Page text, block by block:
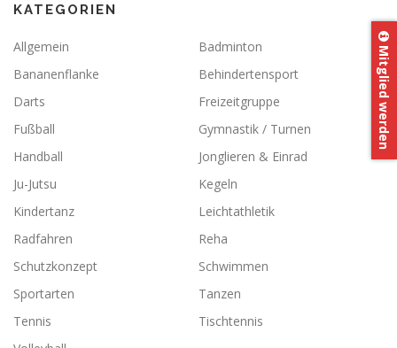
KATEGORIEN
Allgemein
Badminton
Bananenflanke
Behindertensport
Darts
Freizeitgruppe
Fußball
Gymnastik / Turnen
Handball
Jonglieren & Einrad
Ju-Jutsu
Kegeln
Kindertanz
Leichtathletik
Radfahren
Reha
Schutzkonzept
Schwimmen
Sportarten
Tanzen
Tennis
Tischtennis
Mitglied werden